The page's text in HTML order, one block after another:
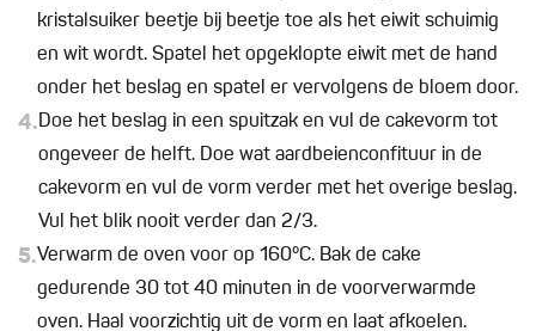
kristalsuiker beetje bij beetje toe als het eiwit schuimig
en wit wordt. Spatel het opgeklopte eiwit met de hand
onder het beslag en spatel er vervolgens de bloem door.
4.Doe het beslag in een spuitzak en vul de cakevorm tot
ongeveer de helft. Doe wat aardbeienconfituur in de
cakevorm en vul de vorm verder met het overige beslag.
Vul het blik nooit verder dan 2/3.
5.Verwarm de oven voor op 160°C. Bak de cake
gedurende 30 tot 40 minuten in de voorverwarmde
oven. Haal voorzichtig uit de vorm en laat afkoelen.